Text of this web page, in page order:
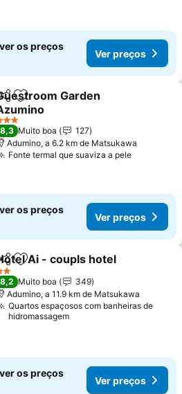
os preços
Ver preços
Adicionar aos favoritos
Garden
preços
Estrelas
8,3 Muito boa
127
Adumino, a 6.2 km de Matsukawa
Fonte termal que suaviza a peleVer
os preços
Ver preços
Adicionar aos favoritos
Ai - coupls hotel
Estrelas
8,2 Muito boa
349
Adumino, a 11.9 km de Matsukawa
Quartos espaçosos com banheiras de
hidromassagem
os preços
Ver preços